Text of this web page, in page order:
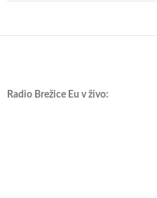
Radio Brežice Eu v živo: